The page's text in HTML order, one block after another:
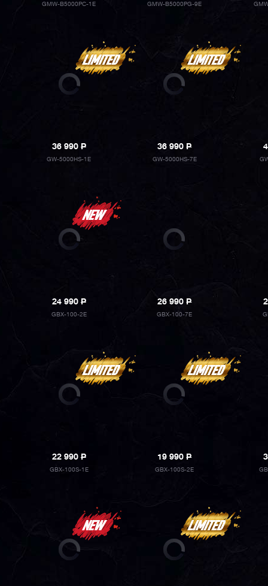
GMW-B5000PC-1E GMW-B5000PG-9E
36 990P
GW-5000HS-1E
36 990P
GW-5000HS-7E
24 990P
GBX-100-2E
26 990P
GBX-100-7E
22 990P
GBX-100S-1E
19 990P
GBX-100S-2E